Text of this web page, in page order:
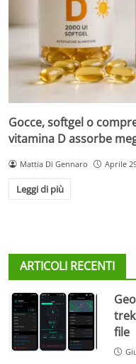
Gocce, softgel o
vitamina D assorbe
Mattia Di Gennaro Aprile
Leggi di più
ARTICOLI RECENTI
file